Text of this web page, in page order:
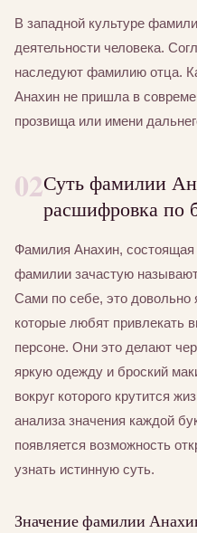
В западной культуре
деятельности человека.
наследуют фамилию отца.
Анахин не пришла в
прозвища или имени
02Суть фамилии
расшифровка по
Фамилия Анахин,
фамилии зачастую
Сами по себе, это довольно
которые любят привлекать
персоне. Они это делают
яркую одежду и броский
вокруг которого крутится
анализа значения каждой
появляется возможность
узнать истинную суть.
Значение фамилии